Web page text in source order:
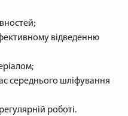
відведенню
середнього шліфування
роботі.